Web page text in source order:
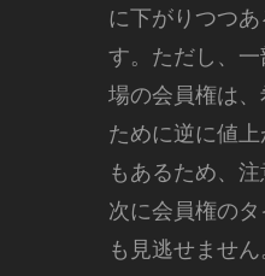
に下がりつつ
す。ただし、
場の会員権は
ために逆に値
もあるため、注
次に会員権の
も見逃せませ